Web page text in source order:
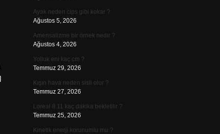
Ayak neden cips gibi kokar ?
Ağustos 5, 2026
Amensalizme bir örnek nedir ?
Ağustos 4, 2026
Yolluk eni kaç cm ?
Temmuz 29, 2026
Kışın hava neden sisli olur ?
Temmuz 27, 2026
Loreal 8.11 kaç dakika bekletilir ?
Temmuz 25, 2026
Kinetik enerji korunumlu mu ?